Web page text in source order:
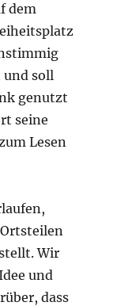
dem
und soll
genutzt
seine
Lesen
Wir
und
dass